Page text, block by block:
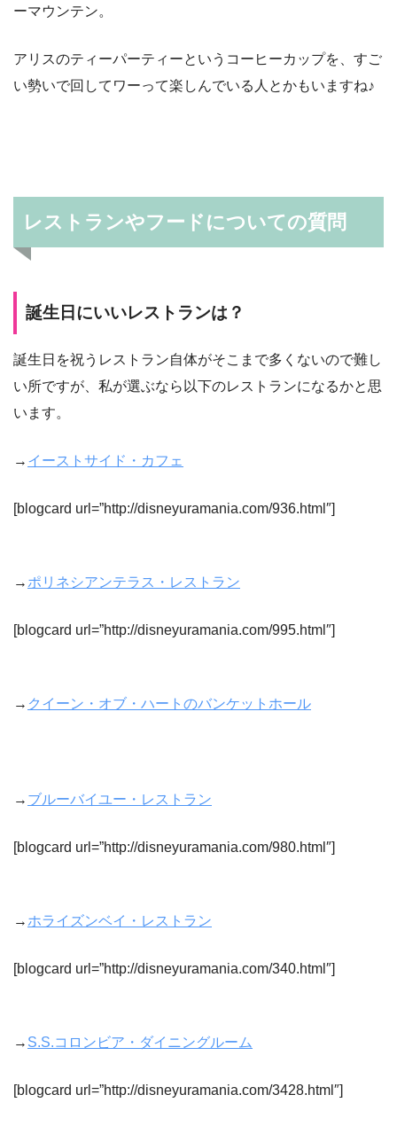
ーマウンテン。
アリスのティーパーティーというコーヒーカップを、すご
い勢いで回してワーって楽しんでいる人とかもいますね♪
レストランやフードについての質問
誕生日にいいレストランは？
誕生日を祝うレストラン自体がそこまで多くないので難し
い所ですが、私が選ぶなら以下のレストランになるかと思
います。
→ イーストサイド・カフェ
[blogcard url=”http://disneyuramania.com/936.html″]
→ ポリネシアンテラス・レストラン
[blogcard url=”http://disneyuramania.com/995.html″]
→ クイーン・オブ・ハートのバンケットホール
→ ブルーバイユー・レストラン
[blogcard url=”http://disneyuramania.com/980.html″]
→ ホライズンベイ・レストラン
[blogcard url=”http://disneyuramania.com/340.html″]
→ S.S.コロンビア・ダイニングルーム
[blogcard url=”http://disneyuramania.com/3428.html″]